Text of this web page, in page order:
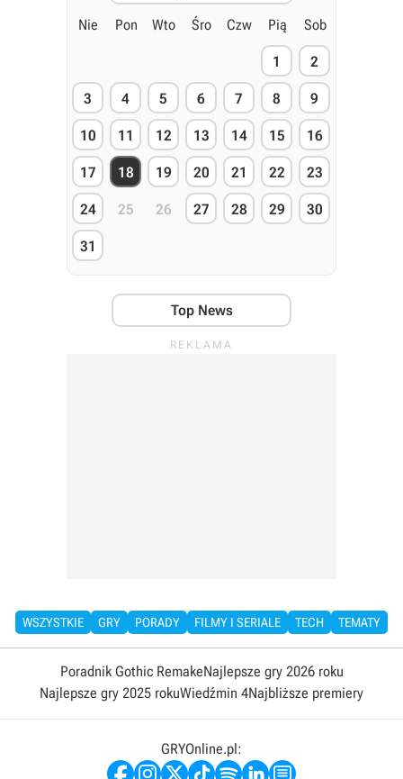
Nie Pon Wto Śro Czw Pią Sob
1 2
3 4 5 6 7 8 9
10 11 12 13 14 15 16
17 18 19 20 21 22 23
24 25 26 27 28 29 30
31
Top News
WSZYSTKIE GRY PORADY FILMY I SERIALE TECH TEMATY
Poradnik Gothic RemakeNajlepsze gry 2026 roku
Najlepsze gry 2025 rokuWiedźmin 4Najbliższe premiery
GRYOnline.pl: